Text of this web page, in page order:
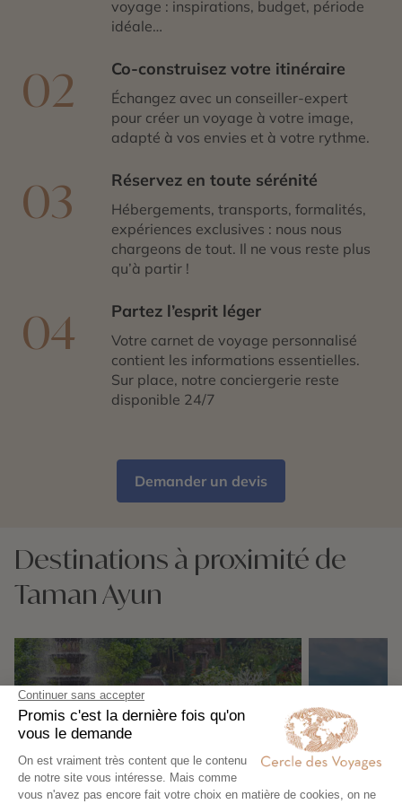
voyage : inspirations, budget, période
idéale…
02 Co-construisez votre itinéraire
Échangez avec un conseiller-expert
pour créer un voyage à votre image,
adapté à vos envies et à votre rythme.
03 Réservez en toute sérénité
Hébergements, transports, formalités,
expériences exclusives : nous nous
chargeons de tout. Il ne vous reste plus
qu’à partir !
04 Partez l’esprit léger
Votre carnet de voyage personnalisé
contient les informations essentielles.
Sur place, notre conciergerie reste
disponible 24/7
Demander un devis
Destinations à proximité de
Taman Ayun